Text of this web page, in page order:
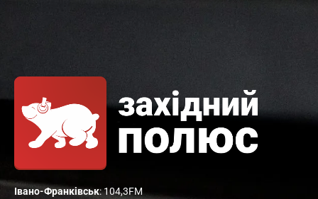
Івано-Франківськ: 104,3FM